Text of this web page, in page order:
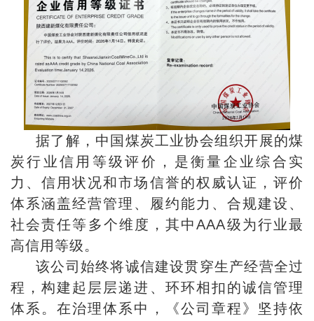
据了解，中国煤炭工业协会组织开展的煤
炭行业信用等级评价，是衡量企业综合实
力、信用状况和市场信誉的权威认证，评价
体系涵盖经营管理、履约能力、合规建设、
社会责任等多个维度，其中AAA级为行业最
高信用等级。
该公司始终将诚信建设贯穿生产经营全过
程，构建起层层递进、环环相扣的诚信管理
体系。在治理体系中，《公司章程》坚持依